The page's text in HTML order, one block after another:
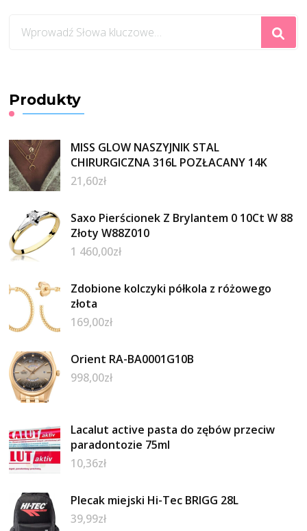
czegoś?
Produkty
MISS GLOW NASZYJNIK STAL
CHIRURGICZNA 316L POZŁACANY 14K
21,60zł
Saxo Pierścionek Z Brylantem 0 10Ct W 88
Złoty W88Z010
1 460,00zł
Zdobione kolczyki półkola z różowego
złota
169,00zł
Orient RA-BA0001G10B
998,00zł
Lacalut active pasta do zębów przeciw
paradontozie 75ml
10,36zł
Plecak miejski Hi-Tec BRIGG 28L
39,99zł